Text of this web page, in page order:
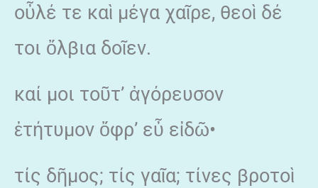
οὖλέ τε καὶ μέγα χαῖρε, θεοὶ δέ
τοι ὄλβια δοῖεν.
καί μοι τοῦτ’ ἀγόρευσον
ἐτήτυμον ὄφρ’ εὖ εἰδῶ•
τίς δῆμος; τίς γαῖα; τίνες βροτοὶ